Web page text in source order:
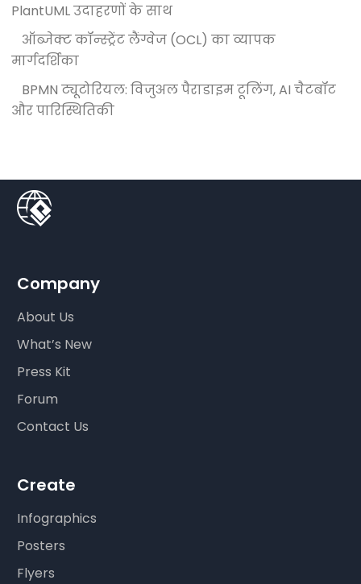
PlantUML उदाहरणों के साथ
ऑब्जेक्ट कॉन्स्ट्रेंट लैंग्वेज (OCL) का व्यापक
मार्गदर्शिका
BPMN ट्यूटोरियल: विजुअल पैराडाइम टूलिंग, AI चैटबॉट
और पारिस्थितिकी
Company
About Us
What’s New
Press Kit
Forum
Contact Us
Create
Infographics
Posters
Flyers